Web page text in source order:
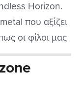
Horizon.
που αξίζει
οι φίλοι μας
κάτι
το περίμενα
από κάποια